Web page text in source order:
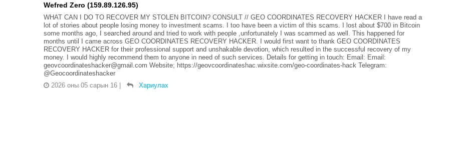
Wefred Zero (159.89.126.95)
WHAT CAN I DO TO RECOVER MY STOLEN BITCOIN? CONSULT // GEO COORDINATES RECOVERY HACKER I have read a
lot of stories about people losing money to investment scams. I too have been a victim of this scams. I lost about $700 in Bitcoin
some months ago, I searched around and tried to work with people ,unfortunately I was scammed as well. This happened for
months until I came across GEO COORDINATES RECOVERY HACKER. I would first want to thank GEO COORDINATES
RECOVERY HACKER for their professional support and unshakable devotion, which resulted in the successful recovery of my
money. I would highly recommend them to anyone in need of such services. Details for getting in touch: Email: Email:
geovcoordinateshacker@gmail.com Website; https://geovcoordinateshac.wixsite.com/geo-coordinates-hack Telegram:
@Geocoordinateshacker
2026 оны 05 сарын 16
Хариулах